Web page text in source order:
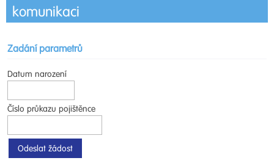
komunikaci
Zadání parametrů
Datum narození
Číslo průkazu pojištěnce